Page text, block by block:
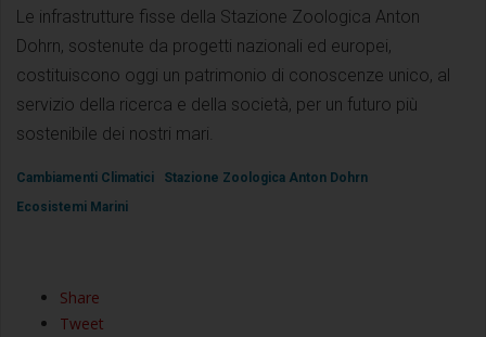
Le infrastrutture fisse della Stazione Zoologica Anton
Dohrn, sostenute da progetti nazionali ed europei,
costituiscono oggi un patrimonio di conoscenze unico, al
servizio della ricerca e della società, per un futuro più
sostenibile dei nostri mari.
Cambiamenti Climatici
Stazione Zoologica Anton Dohrn
Ecosistemi Marini
Share
Tweet